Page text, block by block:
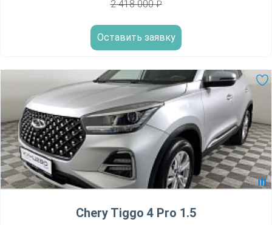
2 418 000₽
Оставить заявку
Chery Tiggo 4 Pro 1.5